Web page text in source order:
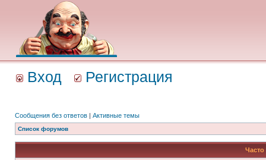
Вход Регистрация
Сообщения без ответов | Активные темы
Список форумов